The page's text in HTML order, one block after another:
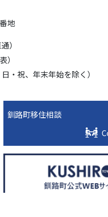
地
）
）
・祝、年末年始を除く）
釧路町移住相談